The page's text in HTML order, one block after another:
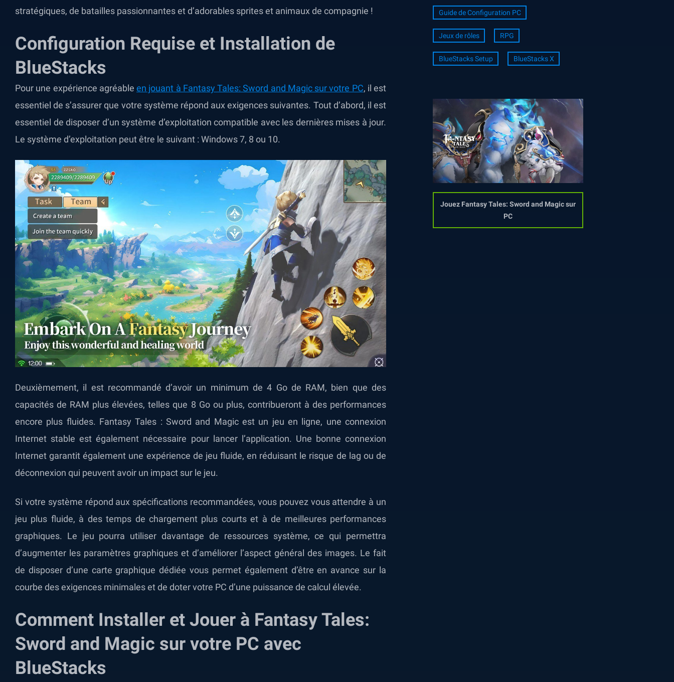
stratégiques, de batailles passionnantes et d’adorables sprites et animaux de compagnie !
Configuration Requise et Installation de
BlueStacks
Pour une expérience agréable en jouant à Fantasy Tales: Sword and Magic sur votre PC, il est
essentiel de s’assurer que votre système répond aux exigences suivantes. Tout d’abord, il est
essentiel de disposer d’un système d’exploitation compatible avec les dernières mises à jour.
Le système d’exploitation peut être le suivant : Windows 7, 8 ou 10.
Deuxièmement, il est recommandé d’avoir un minimum de 4 Go de RAM, bien que des
capacités de RAM plus élevées, telles que 8 Go ou plus, contribueront à des performances
encore plus fluides. Fantasy Tales : Sword and Magic est un jeu en ligne, une connexion
Internet stable est également nécessaire pour lancer l’application. Une bonne connexion
Internet garantit également une expérience de jeu fluide, en réduisant le risque de lag ou de
déconnexion qui peuvent avoir un impact sur le jeu.
Si votre système répond aux spécifications recommandées, vous pouvez vous attendre à un
jeu plus fluide, à des temps de chargement plus courts et à de meilleures performances
graphiques. Le jeu pourra utiliser davantage de ressources système, ce qui permettra
d’augmenter les paramètres graphiques et d’améliorer l’aspect général des images. Le fait
de disposer d’une carte graphique dédiée vous permet également d’être en avance sur la
courbe des exigences minimales et de doter votre PC d’une puissance de calcul élevée.
Comment Installer et Jouer à Fantasy Tales:
Sword and Magic sur votre PC avec
BlueStacks
Guide de Configuration PC
Jeux de rôles RPG
BlueStacks Setup BlueStacks X
Jouez Fantasy Tales: Sword and Magic sur
PC